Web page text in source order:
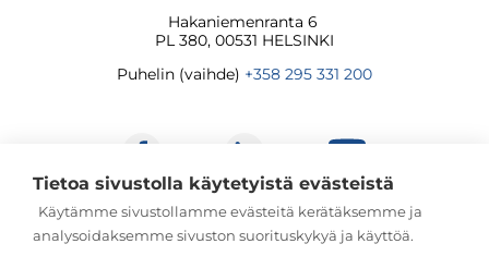
Hakaniemenranta 6
PL 380, 00531 HELSINKI
Puhelin (vaihde) +358 295 331 200
Tietoa sivustolla käytetyistä evästeistä
Käytämme sivustollamme evästeitä kerätäksemme ja
analysoidaksemme sivuston suorituskykyä ja käyttöä.